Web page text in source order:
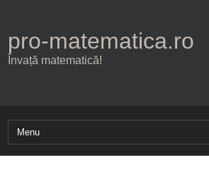
pro-matematica.ro
Învață matematică!